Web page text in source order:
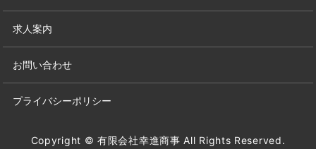
求人案内
お問い合わせ
プライバシーポリシー
Copyright © 有限会社幸進商事 All Rights Reserved.